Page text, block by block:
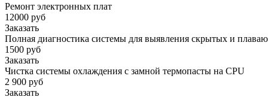
Ремонт электронных плат
12000 руб
Заказать
Полная диагностика системы для выявления скрытых и
1500 руб
Заказать
Чистка системы охлаждения с замной термопасты на CPU
2 900 руб
Заказать